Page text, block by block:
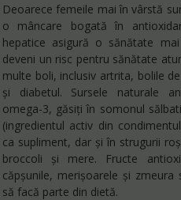
Deoarece femeile mai în vârstă
o mâncare bogată în
hepatice asigură o sănătate
deveni un risc pentru sănătate
multe boli, inclusiv artrita, bolile
și diabetul. Sursele naturale
omega-3, găsiți în somonul
(ingredientul activ din
ca supliment, dar și în strugurii
broccoli și mere. Fructe
căpșunile, merișoarele și
să facă parte din dietă.